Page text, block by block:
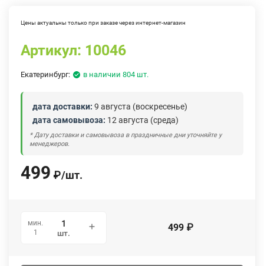
Цены актуальны только при заказе через интернет-магазин
Артикул: 10046
Екатеринбург: в наличии 804 шт.
дата доставки: 9 августа (воскресенье)
дата самовывоза: 12 августа (среда)
* Дату доставки и самовывоза в праздничные дни уточняйте у
менеджеров.
499 ₽/шт.
мин.
1
шт. 499 ₽